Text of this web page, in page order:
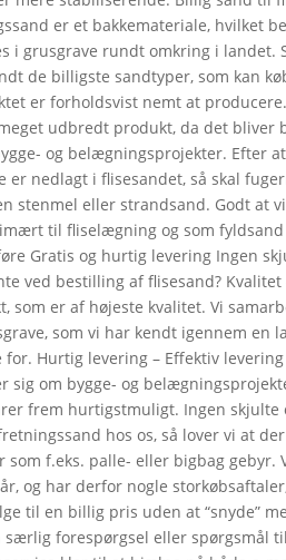
er et bakkemateriale, hvilket
i grusgrave rundt omkring i landet.
de billigste sandtyper, som kan
er forholdsvist nemt at
udbredt produkt, da det bliver
og belægningsprojekter. Efter
er nedlagt i flisesandet, så skal
stenmel eller strandsand. Godt at
til fliselægning og som fyldsand
Gratis og hurtig levering Ingen
ved bestilling af flisesand?
som er af højeste kvalitet. Vi
som vi har kendt igennem en
for. Hurtig levering – Effektiv
sig om bygge- og
frem hurtigstmuligt. Ingen skjulte
hos os, så lover vi at
som f.eks. palle- eller bigbag gebyr.
og har derfor nogle
til en billig pris uden at “snyde”
særlig forespørgsel eller spørgsmål